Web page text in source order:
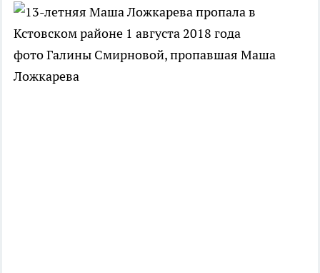
фото Галины Смирновой, пропавшая Маша
Ложкарева